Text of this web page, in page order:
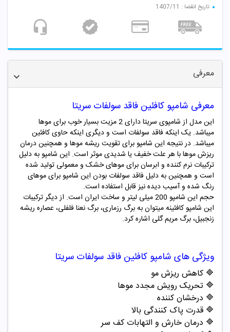
تاریخ انقضا : 1407/11
معرفی
معرفی شامپو کافئین فاقد سولفات سریتا
این مدل از شامپوی سریتا دارای 2 مزیت بسیار خوب برای موها
میباشد. یک اینکه فاقد سولفات است و دیگری اینکه حاوی کافئین
میباشد. در نتیجه این شامپو برای تقویت ریشه موها و همچنین درمان
ریزش موها با هر علت خفیف یا شدیدی موثر است. این شامپو به دلیل
ترکیبات نرم کننده و ابرسان برای موهای خشک و معمولی تولید شده
است و همچنین به دلیل فاقد سولفات بودن این شامپو برای موهای
رنگ شده و آسیب دیده نیز قابل استفاده است.
حجم این شامپو 200 میلی لیتر و ساخت ایران است. از دیگر ترکیبات
این شامپو کافئینه میتوان به برگ رزماری، برگ نعنا فلفلی، عصاره ریشه
زنجبیل، برگ مریم گلی اشاره کرد.
ویژگی های شامپو کافئین فاقد سولفات سریتا
🔷 کاهش ریزش مو
🔷 تحریک رویش مجدد موها
🔷 درخشان کننده
🔷 قدرت پاک کنندگی بالا
🔷 درمان خارش و التهابات کف سر